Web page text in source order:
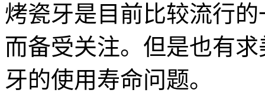
烤瓷牙是目前比较流行
而备受关注。但是也有
牙的使用寿命问题。